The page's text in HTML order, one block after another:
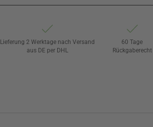
Lieferung 2 Werktage nach Versand
aus DE per DHL
60 Tage
Rückgaberecht